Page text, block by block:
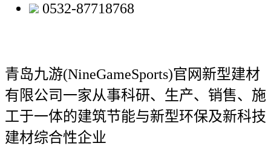
0532-87718768
青岛九游(NineGameSports)官网新型建材
有限公司一家从事科研、生产、销售、施
工于一体的建筑节能与新型环保及新科技
建材综合性企业